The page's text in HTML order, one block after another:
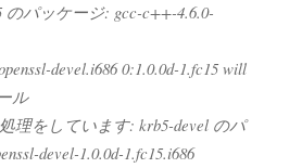
のパッケージ: gcc-c++-4.6.0-
devel.i686 0:1.0.0d-1.fc15 will
ル
理をしています: krb5-devel のパ
devel-1.0.0d-1.fc15.i686